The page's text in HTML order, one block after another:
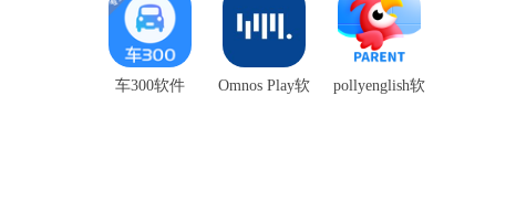
车300软件
Omnos Play软
pollyenglish软